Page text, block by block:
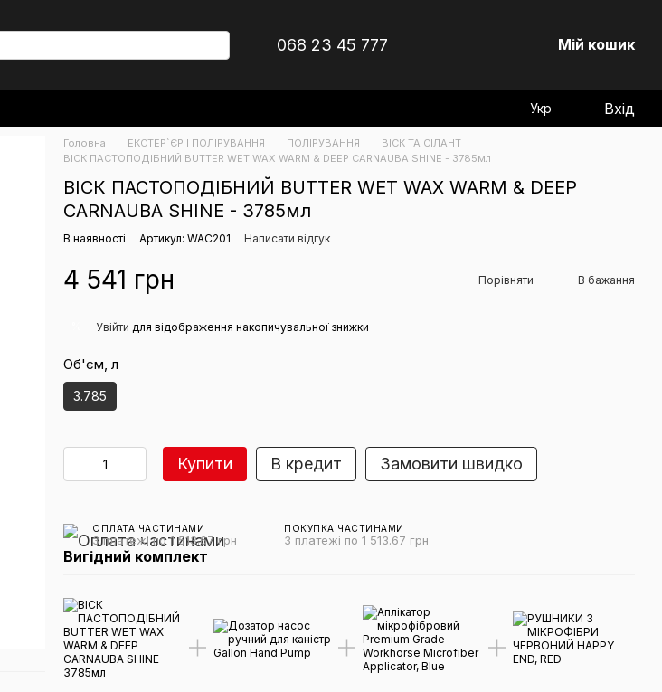
068 23 45 777 Мій кошик
Укр Вхід
Головна ЕКСТЕР`ЄР І ПОЛІРУВАННЯ ПОЛІРУВАННЯ
ВІСК ТА СІЛАНТ
ВІСК ПАСТОПОДІБНИЙ BUTTER WET WAX WARM & DEEP CARNAUBA SHINE - 3785мл
ВІСК ПАСТОПОДІБНИЙ BUTTER WET WAX WARM & DEEP
CARNAUBA SHINE - 3785мл
В наявності Артикул: WAC201 Написати відгук
4 541 грн Порівняти В бажання
Увійти для відображення накопичувальної знижки
Об'єм, л
3.785
Купити В кредит Замовити швидко
ОПЛАТА ЧАСТИНАМИ
3 платежі по 1 513.67 грн
ПОКУПКА ЧАСТИНАМИ
3 платежі по 1 513.67 грн
Вигідний комплект